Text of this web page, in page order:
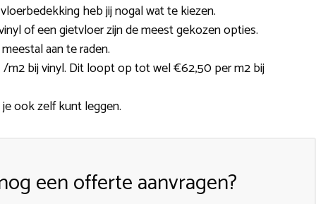
heb jij nogal wat te kiezen.
of een gietvloer zijn de meest gekozen opties.
aan te raden.
m2 bij vinyl. Dit loopt op tot wel €62,50 per m2 bij
ook zelf kunt leggen.
een offerte aanvragen?